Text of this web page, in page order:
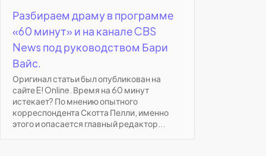
Разбираем драму в программе
«60 минут» и на канале CBS
News под руководством Бари
Вайс.
Оригинал статьи был опубликован на
сайте E! Online. Время на 60 минут
истекает? По мнению опытного
корреспондента Скотта Пелли, именно
этого и опасается главный редактор...